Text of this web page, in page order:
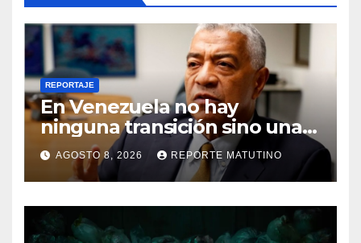
REPORTAJE
En Venezuela no hay
ninguna transición sino una
ocupación a la fuerza
AGOSTO 8, 2026 REPORTE MATUTINO